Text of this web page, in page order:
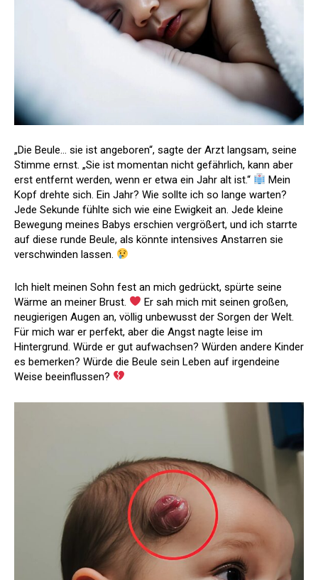
„Die Beule… sie ist angeboren“, sagte der Arzt langsam, seine
Stimme ernst. „Sie ist momentan nicht gefährlich, kann aber
erst entfernt werden, wenn er etwa ein Jahr alt ist.“
Mein
Kopf drehte sich. Ein Jahr? Wie sollte ich so lange warten?
Jede Sekunde fühlte sich wie eine Ewigkeit an. Jede kleine
Bewegung meines Babys erschien vergrößert, und ich starrte
auf diese runde Beule, als könnte intensives Anstarren sie
verschwinden lassen.
Ich hielt meinen Sohn fest an mich gedrückt, spürte seine
Wärme an meiner Brust.
Er sah mich mit seinen großen,
neugierigen Augen an, völlig unbewusst der Sorgen der Welt.
Für mich war er perfekt, aber die Angst nagte leise im
Hintergrund. Würde er gut aufwachsen? Würden andere Kinder
es bemerken? Würde die Beule sein Leben auf irgendeine
Weise beeinflussen?